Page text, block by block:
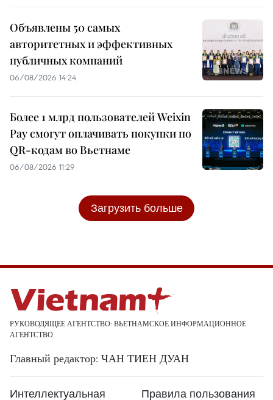
Объявлены 50 самых
авторитетных и эффективных
публичных компаний
06/08/2026 14:24
Более 1 млрд пользователей Weixin
Pay смогут оплачивать покупки по
QR-кодам во Вьетнаме
06/08/2026 11:29
Загрузить больше
РУКОВОДЯЩЕЕ АГЕНТСТВО: ВЬЕТНАМСКОЕ ИНФОРМАЦИОННОЕ
АГЕНТСТВО
Главный редактор: ЧАН ТИЕН ДУАН
Интеллектуальная Правила пользования